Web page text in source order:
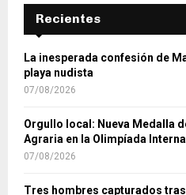
Recientes
La inesperada confesión de
playa nudista
07/08/2026
Orgullo local: Nueva Medalla
Agraria en la Olimpíada
07/08/2026
Tres hombres capturados